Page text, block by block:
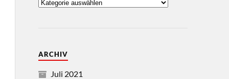
ARCHIV
Juli 2021